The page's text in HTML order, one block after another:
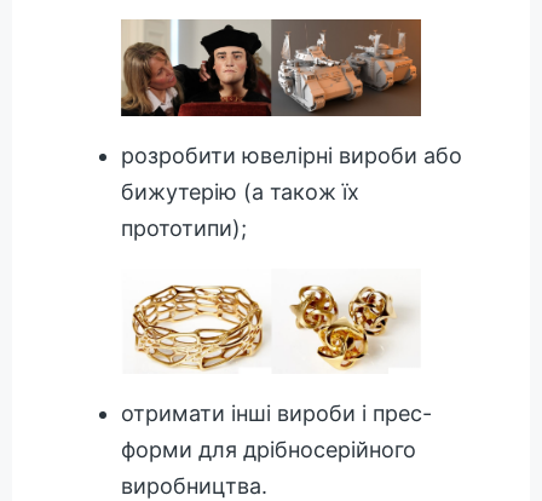
розробити ювелірні вироби або
бижутерію (а також їх
прототипи);
отримати інші вироби і прес-
форми для дрібносерійного
виробництва.